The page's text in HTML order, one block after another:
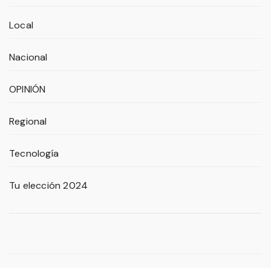
Local
Nacional
OPINIÓN
Regional
Tecnología
Tu elección 2024